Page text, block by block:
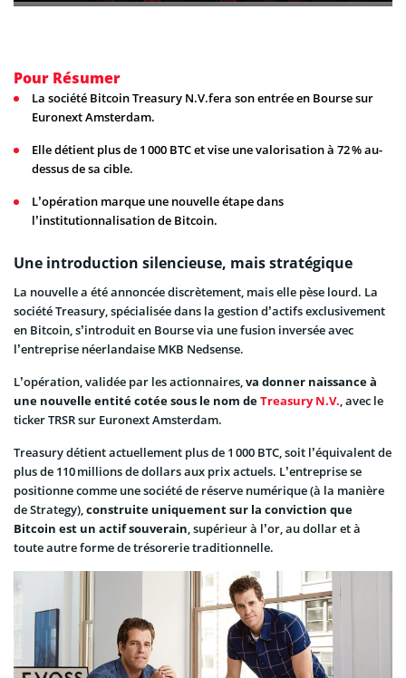
Pour Résumer
La société Bitcoin Treasury N.V.fera son entrée en Bourse sur
Euronext Amsterdam.
Elle détient plus de 1 000 BTC et vise une valorisation à 72 % au-
dessus de sa cible.
L’opération marque une nouvelle étape dans
l’institutionnalisation de Bitcoin.
Une introduction silencieuse, mais stratégique
La nouvelle a été annoncée discrètement, mais elle pèse lourd. La
société Treasury, spécialisée dans la gestion d’actifs exclusivement
en Bitcoin, s’introduit en Bourse via une fusion inversée avec
l’entreprise néerlandaise MKB Nedsense.
L’opération, validée par les actionnaires,va donner naissance à
une nouvelle entité cotée sous le nom deTreasury N.V., avec le
ticker TRSR sur Euronext Amsterdam.
Treasury détient actuellement plus de 1 000 BTC, soit l’équivalent de
plus de 110 millions de dollars aux prix actuels. L’entreprise se
positionne comme une société de réserve numérique (à la manière
de Strategy),construite uniquement sur la conviction que
Bitcoin est un actif souverain, supérieur à l’or, au dollar et à
toute autre forme de trésorerie traditionnelle.